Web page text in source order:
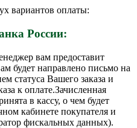
вариантов оплаты:
России:
вам предоставит
будет направлено письмо на
статуса Вашего заказа и
к оплате.Зачисленная
в кассу, о чем будет
кабинете покупателя и
фискальных данных).